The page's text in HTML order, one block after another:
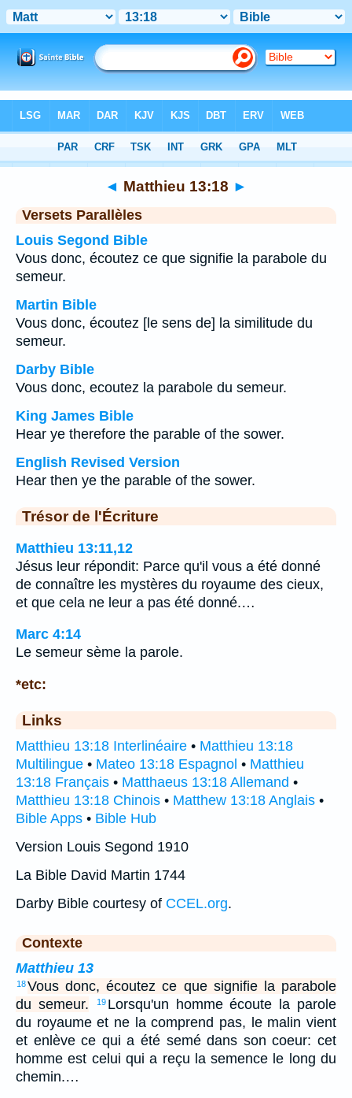
Chapitre 13> Verset 18
◄ Matthieu 13:18 ►
Versets Parallèles
Louis Segond Bible
Vous donc, écoutez ce que signifie la parabole du
semeur.
Martin Bible
Vous donc, écoutez [le sens de] la similitude du
semeur.
Darby Bible
Vous donc, ecoutez la parabole du semeur.
King James Bible
Hear ye therefore the parable of the sower.
English Revised Version
Hear then ye the parable of the sower.
Trésor de l'Écriture
Matthieu 13:11,12
Jésus leur répondit: Parce qu'il vous a été donné
de connaître les mystères du royaume des cieux,
et que cela ne leur a pas été donné.…
Marc 4:14
Le semeur sème la parole.
*etc:
Links
Matthieu 13:18 Interlinéaire • Matthieu 13:18
Multilingue • Mateo 13:18 Espagnol • Matthieu
13:18 Français • Matthaeus 13:18 Allemand •
Matthieu 13:18 Chinois • Matthew 13:18 Anglais •
Bible Apps • Bible Hub
Version Louis Segond 1910
La Bible David Martin 1744
Darby Bible courtesy of CCEL.org.
Contexte
Matthieu 13
18Vous donc, écoutez ce que signifie la parabole
du semeur.
19 Lorsqu'un homme écoute la parole
du royaume et ne la comprend pas, le malin vient
et enlève ce qui a été semé dans son coeur: cet
homme est celui qui a reçu la semence le long du
chemin.…